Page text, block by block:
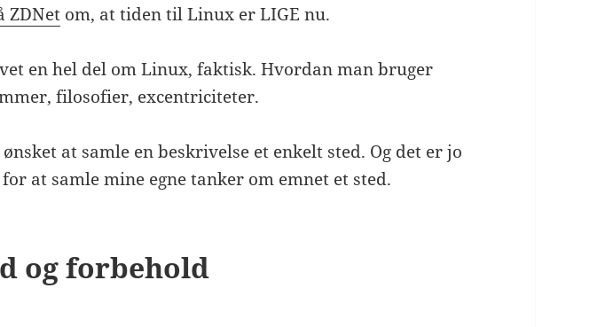
ZDNet om, at tiden til Linux er LIGE nu.
en hel del om Linux, faktisk. Hvordan man bruger
filosofier, excentriciteter.
at samle en beskrivelse et enkelt sted. Og det er jo
at samle mine egne tanker om emnet et sted.
og forbehold